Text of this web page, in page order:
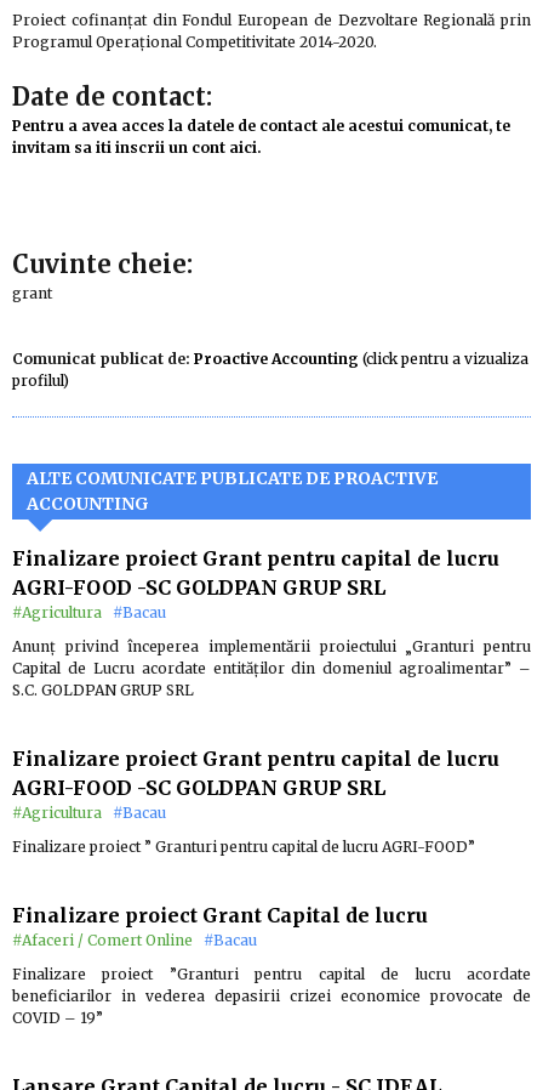
Proiect cofinanțat din Fondul European de Dezvoltare Regională prin
Programul Operațional Competitivitate 2014-2020.
Date de contact:
Pentru a avea acces la datele de contact ale acestui comunicat, te
invitam sa iti inscrii un cont aici.
Cuvinte cheie:
grant
Comunicat publicat de: Proactive Accounting (click pentru a vizualiza
profilul)
ALTE COMUNICATE PUBLICATE DE PROACTIVE
ACCOUNTING
Finalizare proiect Grant pentru capital de lucru
AGRI-FOOD -SC GOLDPAN GRUP SRL
#Agricultura #Bacau
Anunț privind începerea implementării proiectului „Granturi pentru
Capital de Lucru acordate entităților din domeniul agroalimentar” –
S.C. GOLDPAN GRUP SRL
Finalizare proiect Grant pentru capital de lucru
AGRI-FOOD -SC GOLDPAN GRUP SRL
#Agricultura #Bacau
Finalizare proiect ” Granturi pentru capital de lucru AGRI-FOOD”
Finalizare proiect Grant Capital de lucru
#Afaceri / Comert Online
#Bacau
Finalizare proiect ”Granturi pentru capital de lucru acordate
beneficiarilor in vederea depasirii crizei economice provocate de
COVID – 19”